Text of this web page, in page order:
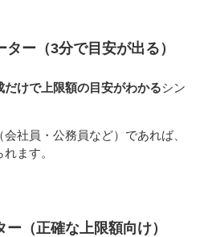
ー（3分で目安が出る）
だけで上限額の目安がわかるシン
社員・公務員など）であれば、
ます。
（正確な上限額向け）